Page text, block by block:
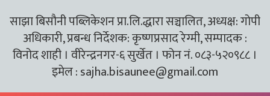
साझा बिसौनी पब्लिकेशन प्रा.लि.द्धारा सञ्चालित, अध्यक्ष: गोपी
अधिकारी, प्रबन्ध निर्देशक: कृष्णप्रसाद रेग्मी, सम्पादक :
विनोद शाही । वीरेन्द्रनगर-६ सुर्खेत । फोन नं. ०८३-५२०९८८ ।
इमेल :sajha.bisaunee@gmail.com